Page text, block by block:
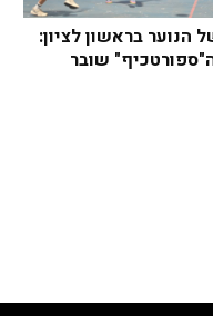
הנוער בראשון לציון:
שובר